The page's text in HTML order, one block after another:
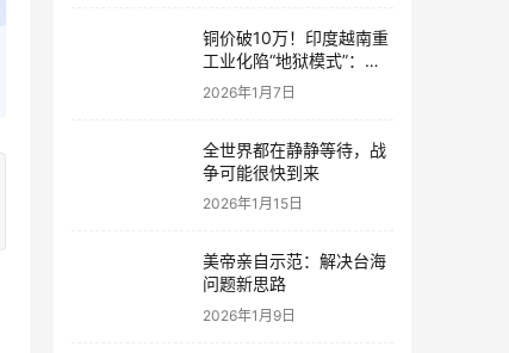
铜价破10万！印度越南重
工业化陷“地狱模式”：中
国当年抄底的历史红利，
再也复刻不了
2026年1月7日
全世界都在静静等待，战
争可能很快到来
2026年1月15日
美帝亲自示范：解决台海
问题新思路
2026年1月9日